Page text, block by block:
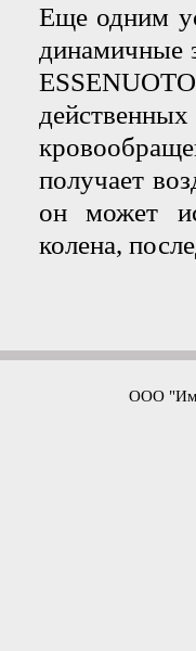
Еще одним
динамичные
получает
он может
колена,
ООО